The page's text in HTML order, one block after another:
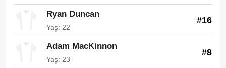
Ryan Duncan
Yaş: 22
#16
Adam MacKinnon
Yaş: 23
#8